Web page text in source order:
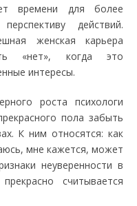
времени для более
действий.
женская карьера
«нет», когда это
интересы.
роста психологи
пола забыть
К ним относятся: как
мне кажется, может
неуверенности в
считывается